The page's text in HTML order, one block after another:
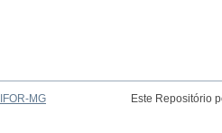
MG
Este Repositório